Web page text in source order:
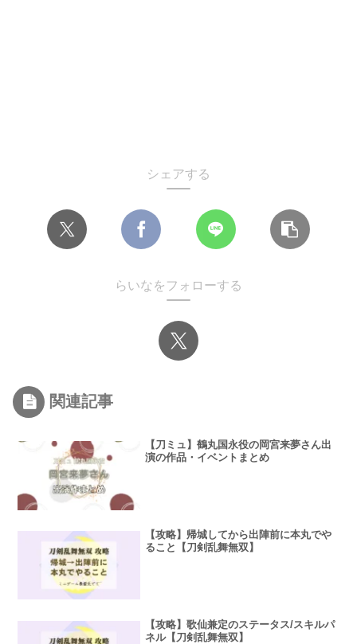
シェアする
らいなをフォローする
関連記事
【刀ミュ】鶴丸国永役の岡宮来夢さん出
演の作品・イベントまとめ
【攻略】帰城してから出陣前に本丸でや
ること【刀剣乱舞無双】
【攻略】歌仙兼定のステータス/スキルパ
ネル【刀剣乱舞無双】